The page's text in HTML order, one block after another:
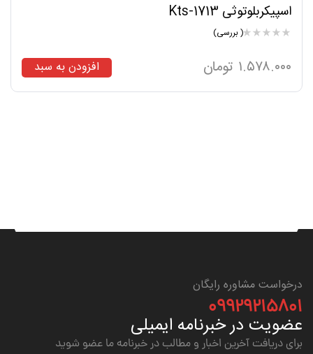
اسپیکربلوتوثی Kts-1713
( بررسی)
۱.۵۷۸.۰۰۰ تومان افزودن به سبد
درخواست مشاوره رایگان
۰۹۹۲۹۲۱۵۸۰۱
عضویت در خبرنامه ایمیلی
برای دریافت آخرین اخبار و مطالب در خبرنامه ما عضو شوید